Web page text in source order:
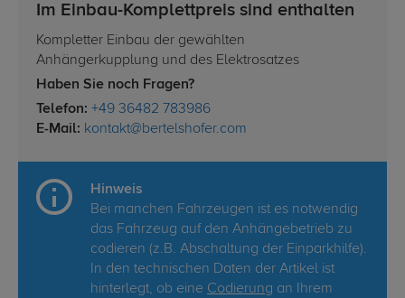
Im Einbau-Komplettpreis sind enthalten
Kompletter Einbau der gewählten
Anhängerkupplung und des Elektrosatzes
Haben Sie noch Fragen?
Telefon: +49 36482 783986
E-Mail: kontakt@bertelshofer.com
Hinweis
Bei manchen Fahrzeugen ist es notwendig
das Fahrzeug auf den Anhängebetrieb zu
codieren (z.B. Abschaltung der Einparkhilfe).
In den technischen Daten der Artikel ist
hinterlegt, ob eine Codierung an Ihrem